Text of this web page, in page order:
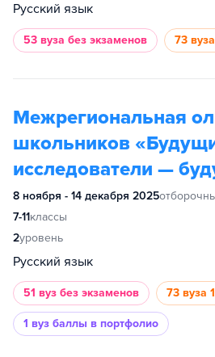
Русский язык
53 вуза без экзаменов 73 вуза
Межрегиональная
школьников
исследователи —
8 ноября - 14 декабря 2025
7-11классы
2уровень
Русский язык
51 вуз без экзаменов 73 вуза
1 вуз баллы в портфолио